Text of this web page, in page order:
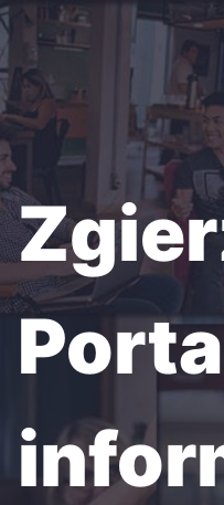
Przejdź
do
treści